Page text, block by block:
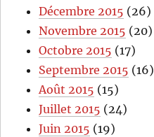
Décembre 2015 (26)
Novembre 2015 (20)
Octobre 2015 (17)
Septembre 2015 (16)
Août 2015 (15)
Juillet 2015 (24)
Juin 2015 (19)